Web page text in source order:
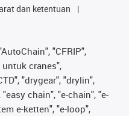
dan ketentuan
"CFRIP",
cranes",
"drygear", "drylin",
chain", "e-chain", "e-
e-ketten", "e-loop",